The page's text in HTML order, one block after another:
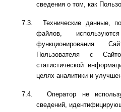
сведения о том, как
7.3. Технические данные,
файлов,
функционирования
Пользователя с
статистической
целях аналитики и
7.4. Оператор не
сведений,